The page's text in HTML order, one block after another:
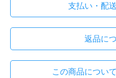
支払い・配
返品に
この商品につい